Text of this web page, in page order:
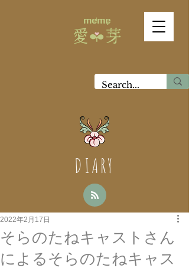
DIARY
そらのたねキャストさん
によるそらのたねキャス
2022年2月17日